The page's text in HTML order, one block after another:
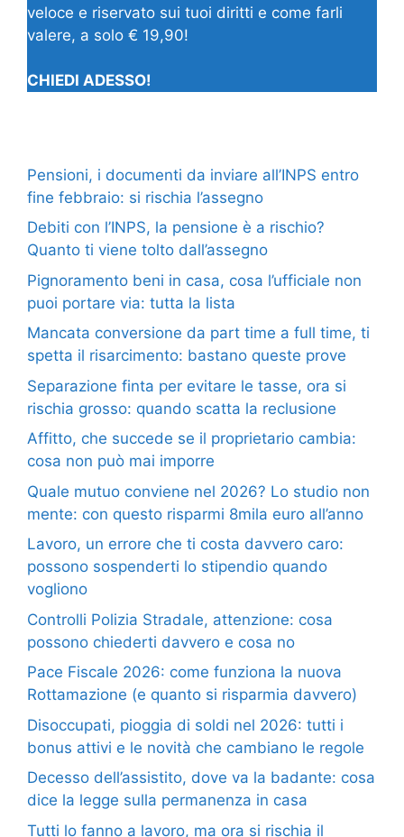
veloce e riservato sui tuoi diritti e come farli
valere, a solo € 19,90!
CHIEDI ADESSO!
Pensioni, i documenti da inviare all’INPS entro
fine febbraio: si rischia l’assegno
Debiti con l’INPS, la pensione è a rischio?
Quanto ti viene tolto dall’assegno
Pignoramento beni in casa, cosa l’ufficiale non
puoi portare via: tutta la lista
Mancata conversione da part time a full time, ti
spetta il risarcimento: bastano queste prove
Separazione finta per evitare le tasse, ora si
rischia grosso: quando scatta la reclusione
Affitto, che succede se il proprietario cambia:
cosa non può mai imporre
Quale mutuo conviene nel 2026? Lo studio non
mente: con questo risparmi 8mila euro all’anno
Lavoro, un errore che ti costa davvero caro:
possono sospenderti lo stipendio quando
vogliono
Controlli Polizia Stradale, attenzione: cosa
possono chiederti davvero e cosa no
Pace Fiscale 2026: come funziona la nuova
Rottamazione (e quanto si risparmia davvero)
Disoccupati, pioggia di soldi nel 2026: tutti i
bonus attivi e le novità che cambiano le regole
Decesso dell’assistito, dove va la badante: cosa
dice la legge sulla permanenza in casa
Tutti lo fanno a lavoro, ma ora si rischia il